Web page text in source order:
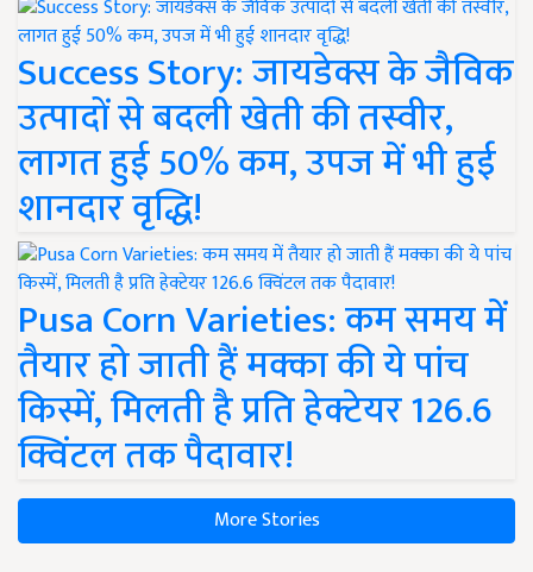
Success Story: जायडेक्स के जैविक
उत्पादों से बदली खेती की तस्वीर,
लागत हुई 50% कम, उपज में भी हुई
शानदार वृद्धि!
Pusa Corn Varieties: कम समय में
तैयार हो जाती हैं मक्का की ये पांच
किस्में, मिलती है प्रति हेक्टेयर 126.6
क्विंटल तक पैदावार!
More Stories